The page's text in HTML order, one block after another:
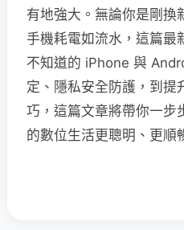
有地強大。無論你是剛換
手機耗電如流水，這篇最
不知道的 iPhone 與
定、隱私安全防護，到提
巧，這篇文章將帶你一步
的數位生活更聰明、更順